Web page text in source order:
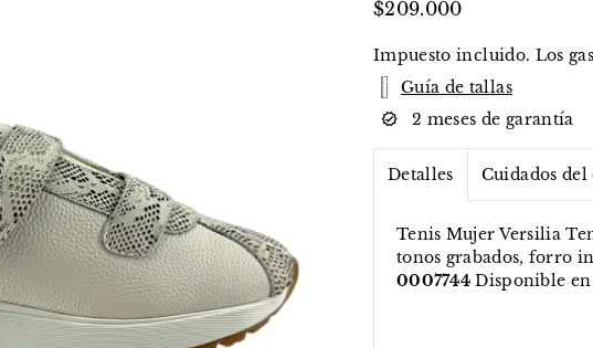
$209.000
Impuesto incluido. Los
Guía de tallas
2 meses de garantía
Detalles Cuidados del
Tenis Mujer Versilia
tonos grabados, forro
0007744Disponible